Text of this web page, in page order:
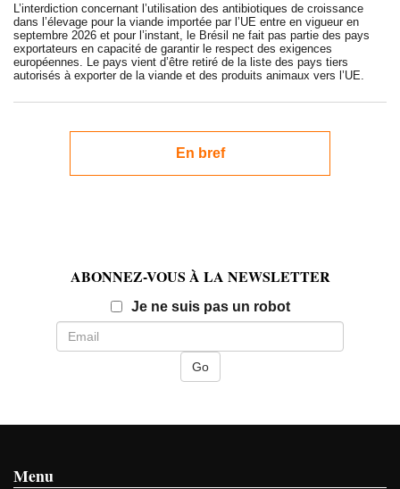
L’interdiction concernant l’utilisation des antibiotiques de croissance
dans l’élevage pour la viande importée par l’UE entre en vigueur en
septembre 2026 et pour l’instant, le Brésil ne fait pas partie des pays
exportateurs en capacité de garantir le respect des exigences
européennes. Le pays vient d’être retiré de la liste des pays tiers
autorisés à exporter de la viande et des produits animaux vers l’UE.
En bref
ABONNEZ-VOUS À LA NEWSLETTER
Je ne suis pas un robotEmail
Menu